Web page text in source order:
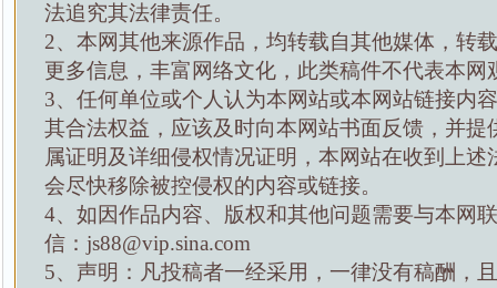
法追究其法律责任。
2、本网其他来源作品，均转载自其他媒体，转
更多信息，丰富网络文化，此类稿件不代表本网
3、任何单位或个人认为本网站或本网站链接内
其合法权益，应该及时向本网站书面反馈，并提
属证明及详细侵权情况证明，本网站在收到上述
会尽快移除被控侵权的内容或链接。
4、如因作品内容、版权和其他问题需要与本网
信：js88@vip.sina.com
5、声明：凡投稿者一经采用，一律没有稿酬，